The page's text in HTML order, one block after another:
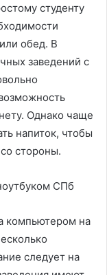
студенту
обед. В
заведений с
Однако чаще
напиток, чтобы
стороны.
компьютером на
следует на